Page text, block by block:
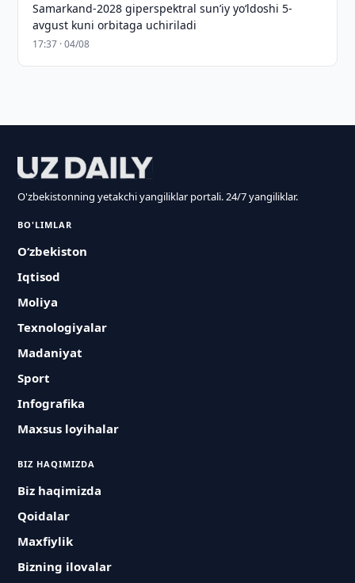
Samarkand-2028 giperspektral sun’iy yo‘ldoshi 5-
avgust kuni orbitaga uchiriladi
17:37 · 04/08
O'zbekistonning yetakchi yangiliklar portali. 24/7 yangiliklar.
BO'LIMLAR
O‘zbekiston
Iqtisod
Moliya
Texnologiyalar
Madaniyat
Sport
Infografika
Maxsus loyihalar
BIZ HAQIMIZDA
Biz haqimizda
Qoidalar
Maxfiylik
Bizning ilovalar